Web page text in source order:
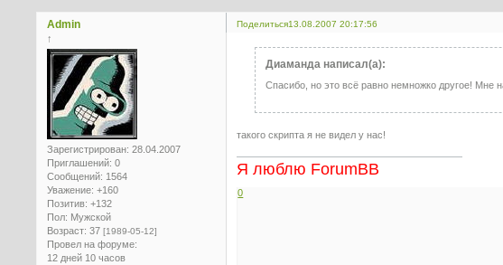
Поделиться13.08.2007 20:17:56
Admin
↑
Зарегистрирован: 28.04.2007
Приглашений: 0
Сообщений: 1564
Уважение: +160
Позитив: +132
Пол: Мужской
Возраст: 37[1989-05-12]
Провел на форуме:
12 дней 10 часов
Диаманда написал(а):
Спасибо, но это всё равно немножко другое! Мне
такого скрипта я не видел у нас!
Я люблю ForumBB
0